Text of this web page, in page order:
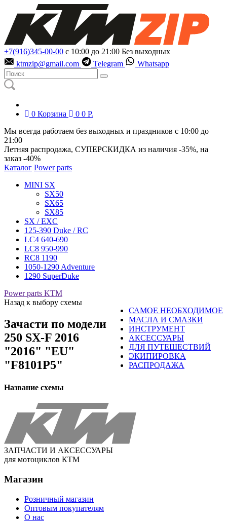
+7(916)345-00-00 с 10:00 до 21:00 Без выходных
ktmzip@gmail.com
Telegram Whatsapp
0 Корзина 0 0 Р.
Мы всегда работаем без выходных и праздников с 10:00 до
21:00
Летняя распродажа, СУПЕРСКИДКА из наличия -35%, на
заказ -40%
Каталог Power parts
MINI SX
SX50
SX65
SX85
SX / EXC
125-390 Duke / RC
LC4 640-690
LC8 950-990
RC8 1190
1050-1290 Adventure
1290 SuperDuke
Power parts KTM
САМОЕ НЕОБХОДИМОЕ
МАСЛА И СМАЗКИ
ИНСТРУМЕНТ
АКСЕССУАРЫ
ДЛЯ ПУТЕШЕСТВИЙ
ЭКИПИРОВКА
РАСПРОДАЖА
Назад к выбору схемы
Зачасти по модели
250 SX-F 2016
"2016" "EU"
"F8101P5"
Название схемы
ЗАПЧАСТИ И АКСЕССУАРЫ
для мотоциклов КТМ
Магазин
Розничный магазин
Оптовым покупателям
О нас